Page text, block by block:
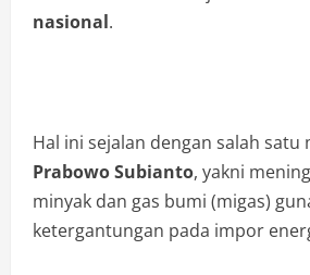
nasional.
Hal ini sejalan dengan salah satu
Prabowo Subianto, yakni
minyak dan gas bumi (migas)
ketergantungan pada impor